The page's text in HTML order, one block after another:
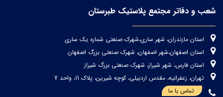
شعب و دفاتر مجتمع پلاستیک طبرستان
استان مازندران، شهر ساری،شهرک صنعتی شماره یک ساری
استان اصفهان،شهر اصفهان، شهرک صنعتی بزرگ اصفهان
استان فارس، شهر شیراز، شهرک صنعتی بزرگ شیراز
تهران، زعفرانیه، مقدس اردبیلی، کوچه شیرین، پلاک 11، واحد 7
تماس با ما